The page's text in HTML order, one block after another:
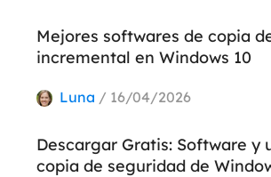
Mejores softwares de copia
incremental en Windows 10
Luna / 16/04/2026
Descargar Gratis: Software y
copia de seguridad de